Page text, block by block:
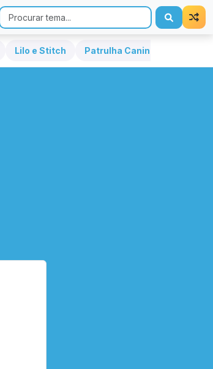
Lilo e Stitch Patrulha Canina